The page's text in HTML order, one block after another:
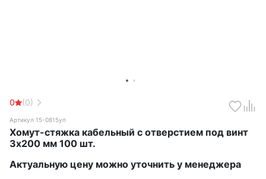
0 (0)
Артикул 15-0815уп
Хомут-стяжка кабельный с отверстием под винт
3х200 мм 100 шт.
Актуальную цену можно уточнить у менеджера